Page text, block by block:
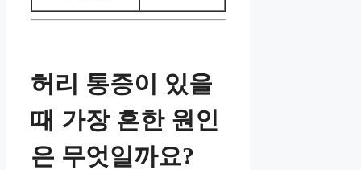
허리 통증이 있을
때 가장 흔한 원인
은 무엇일까요?